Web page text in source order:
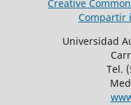
Creative
Compartir
Universidad
Tel.